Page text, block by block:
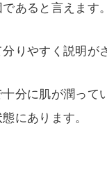
あると言えます。
りやすく説明が
分に肌が潤っ
にあります。